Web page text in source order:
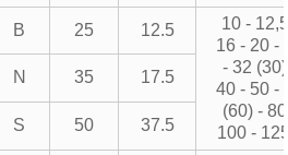
B 25 12.5
10 -
16 - 20 -
- 32
40 - 50 -
(60) -
100 -
N 35 17.5
S 50 37.5